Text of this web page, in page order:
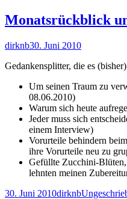
Monatsrückblick
Autor
dirknbVeröffentlicht
30. Juni 2010
Gedankensplitter, die es
Um seinen Traum zu
08.06.2010)
Warum sich heute
Jeder muss sich
einem Interview)
Vorurteile behindern
ihre Vorurteile neu zu
Gefüllte Zucchini-Blüten,
lehnten meinen
Veröffentlicht
30. Juni 2010Autor
dirknbKategorien